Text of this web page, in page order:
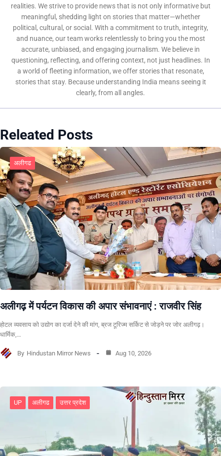
realities. We strive to provide news that is not only informative but
meaningful, shedding light on stories that matter—whether
political, cultural, or social. With a commitment to truth, integrity,
and nuance, our team works relentlessly to bring you the most
accurate, unbiased, and engaging journalism. We believe in
questioning, reflecting, and offering context, not just headlines. In
a world of fleeting information, we offer stories that resonate,
stories that stay. Because understanding India means seeing it
clearly, from all angles.
Releated Posts
अलीगढ
अलीगढ़ में पर्यटन विकास की अपार संभावनाएं : राजवीर सिंह
होटल व्यवसाय को उद्योग का दर्जा देने की मांग, ब्रज टूरिज्म सर्किट से जोड़ने पर जोर अलीगढ़।
धार्मिक,…
By Hindustan Mirror News Aug 10, 2026
UP अलीगढ उत्तर प्रदेश